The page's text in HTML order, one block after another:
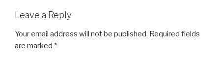
Leave a Reply
Your email address will not be published. Required fields
are marked *